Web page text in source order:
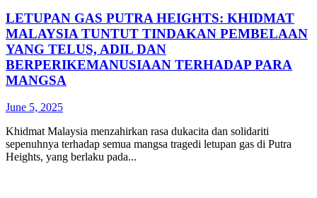
LETUPAN GAS PUTRA HEIGHTS: KHIDMAT
MALAYSIA TUNTUT TINDAKAN PEMBELAAN
YANG TELUS, ADIL DAN
BERPERIKEMANUSIAAN TERHADAP PARA
MANGSA
June 5, 2025
Khidmat Malaysia menzahirkan rasa dukacita dan solidariti
sepenuhnya terhadap semua mangsa tragedi letupan gas di Putra
Heights, yang berlaku pada...